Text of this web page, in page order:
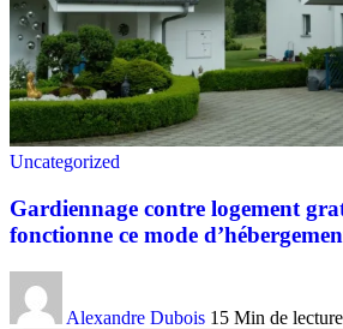
Uncategorized
Gardiennage contre logement
fonctionne ce mode
Alexandre Dubois 15 Min de lecture